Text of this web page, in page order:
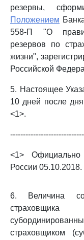
резервы,
Положением
558-П "О
резервов по
жизни",
Российской
5. Настоящее
10 дней после
<1>.
<1>
России 05.10.2018.
6. Величина
страховщиком